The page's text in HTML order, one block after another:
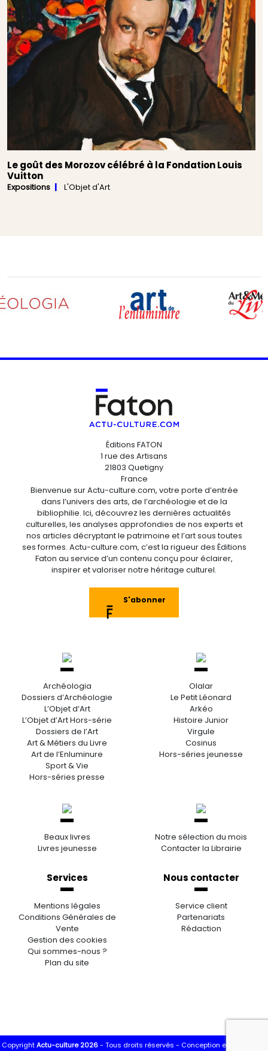
Le goût des Morozov célébré à la Fondation Louis
Vuitton
Expositions L'Objet d'Art
Éditions FATON
1 rue des Artisans
21803 Quetigny
France
Bienvenue sur Actu-culture.com, votre porte d’entrée
dans l’univers des arts, de l’archéologie et de la
bibliophilie. Ici, découvrez les dernières actualités
culturelles, les analyses approfondies de nos experts et
nos articles décryptant le patrimoine et l’art sous toutes
ses formes. Actu-culture.com, c’est la rigueur des Éditions
Faton au service d’un contenu conçu pour éclairer,
inspirer et valoriser notre héritage culturel.
S'abonner
Archéologia
Dossiers d’Archéologie
L’Objet d’Art
L’Objet d’Art Hors-série
Dossiers de l’Art
Art & Métiers du Livre
Art de l’Enluminure
Sport & Vie
Hors-séries presse
Olalar
Le Petit Léonard
Arkéo
Histoire Junior
Virgule
Cosinus
Hors-séries jeunesse
Beaux livres
Livres jeunesse
Notre sélection du mois
Contacter la Librairie
Services
Mentions légales
Conditions Générales de
Vente
Gestion des cookies
Qui sommes-nous ?
Plan du site
Nous contacter
Service client
Partenariats
Rédaction
CopyrightActu-culture 2026- Tous droits réservés - Conception et réalisation